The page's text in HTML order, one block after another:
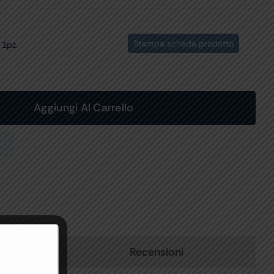
Stampa scheda prodotto
Aggiungi Al Carrello
Recensioni